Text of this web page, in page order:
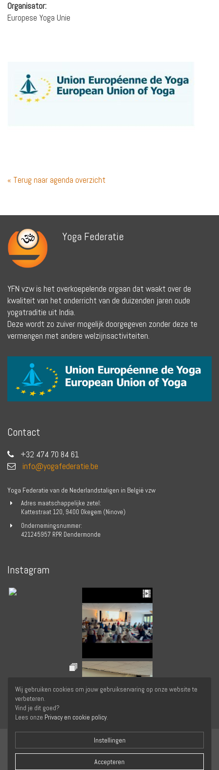
Organisator:
Europese Yoga Unie
« Terug naar agenda overzicht
Yoga Federatie
YFN vzw is het overkoepelende orgaan dat waakt over de
kwaliteit van het onderricht van de duizenden jaren oude
yogatraditie uit India.
Deze wordt zo zuiver mogelijk doorgegeven zonder deze te
vermengen met andere welzijnsactiviteiten.
Contact
+32 474 70 84 61
info@yogafederatie.be
Yoga Federatie van de Nederlandstaligen in België vzw
Adres maatschappelijke zetel:
Kattestraat 120, 9400 Okegem (Ninove)
Ondernemingsnummer:
421245957 RPR Dendermonde
Instagram
Copyright © 2026 Yogafederatie van de Nederlandstaligen in België. Alle rechten
Wij gebruiken cookies om jouw gebruikservaring op onze website te
verbeteren.
Vind je dit goed?
Lees onze Privacy en cookie policy.
Instellingen
Accepteren